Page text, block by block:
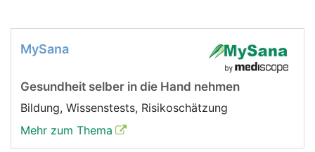
MySana
Gesundheit selber in die Hand nehmen
Bildung, Wissenstests, Risikoschätzung
Mehr zum Thema